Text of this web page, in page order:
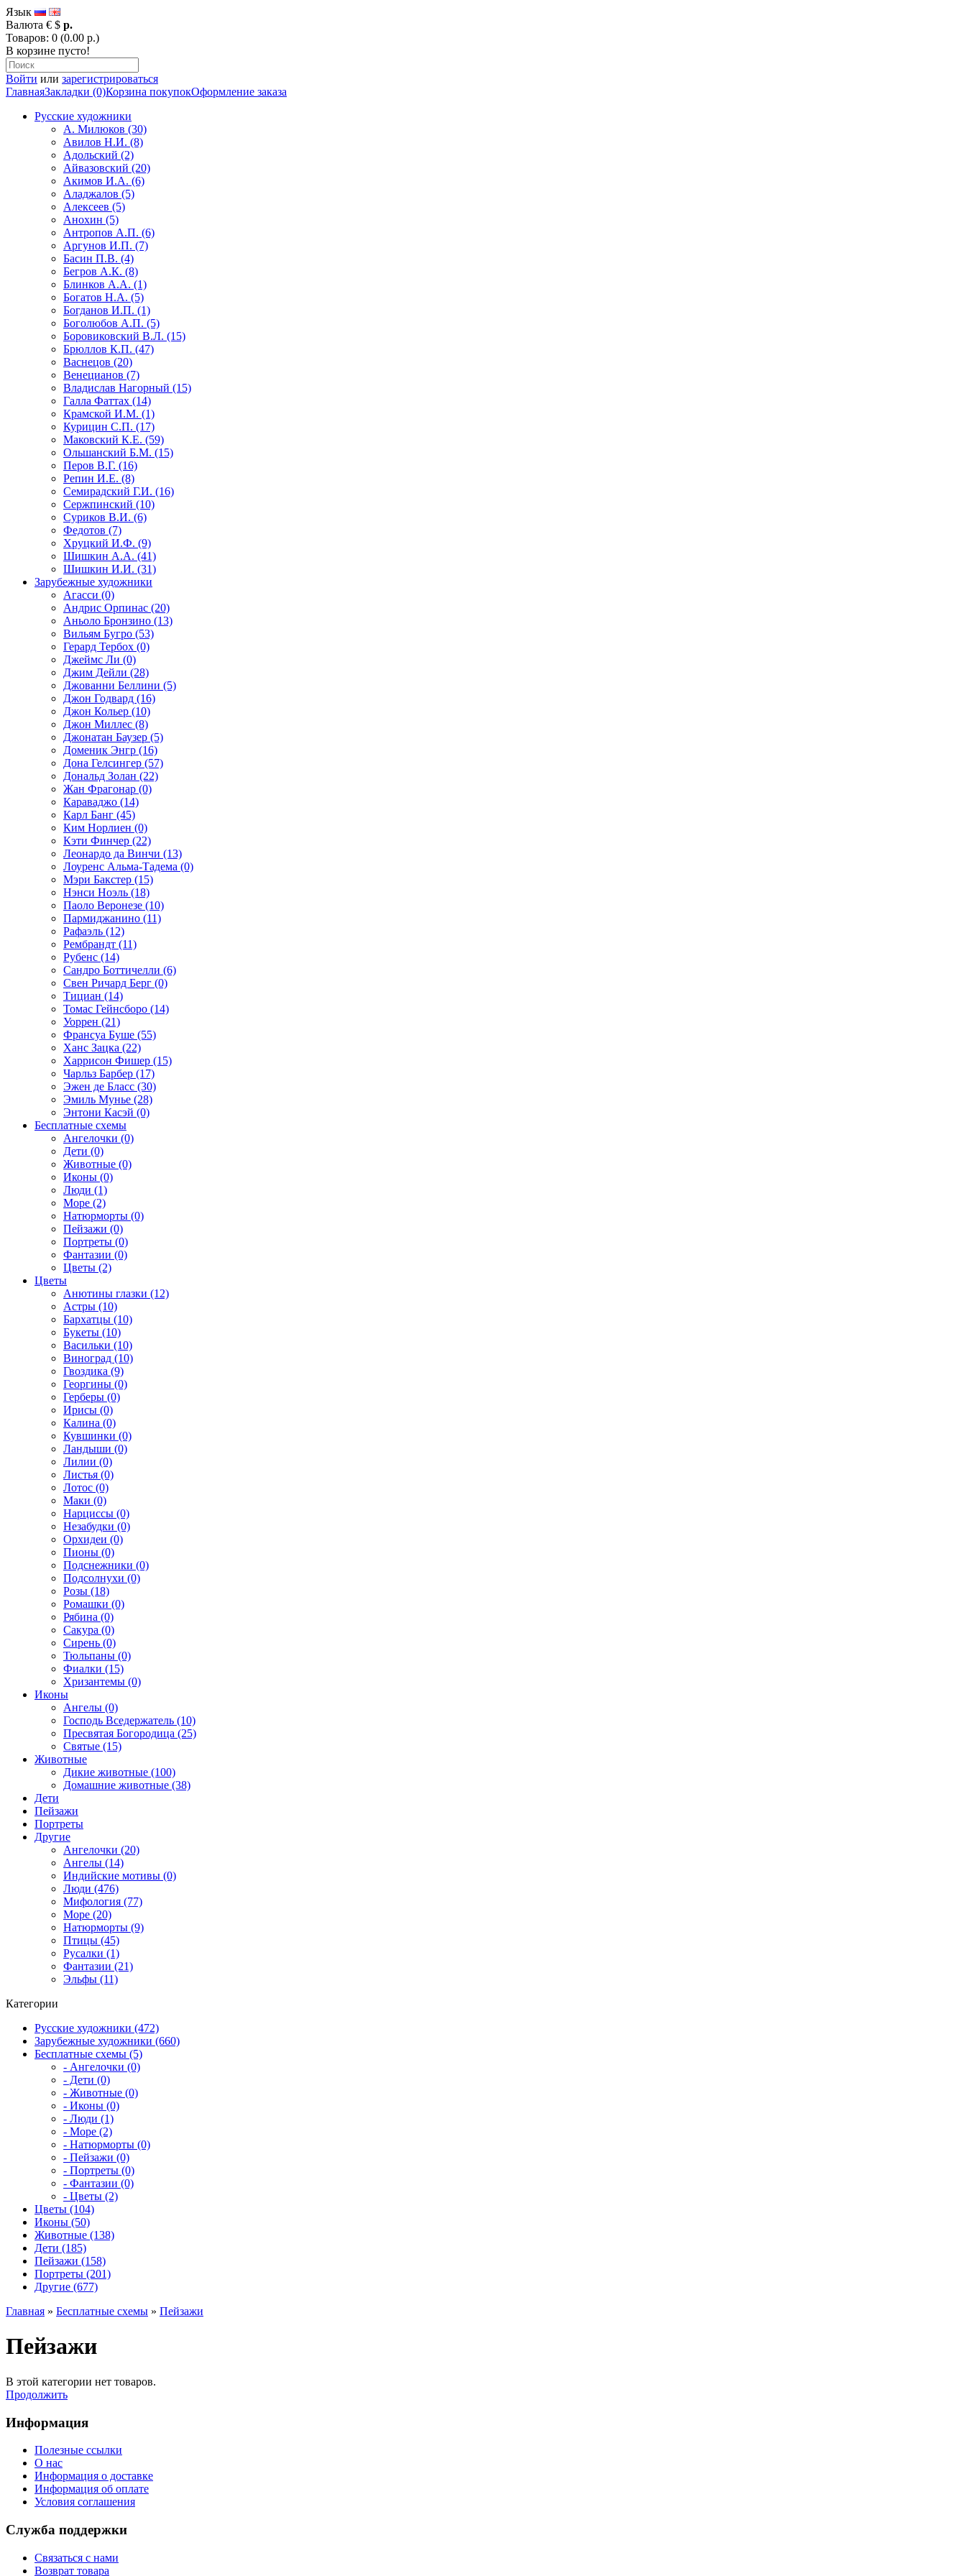
Язык
Валюта € $ р.
Товаров: 0 (0.00 р.)
В корзине пусто!
Войти или зарегистрироваться
ГлавнаяЗакладки (0)Корзина покупокОформление заказа
Русские художники
А. Милюков (30)
Авилов Н.И. (8)
Адольский (2)
Айвазовский (20)
Акимов И.А. (6)
Аладжалов (5)
Алексеев (5)
Анохин (5)
Антропов А.П. (6)
Аргунов И.П. (7)
Басин П.В. (4)
Бегров А.К. (8)
Блинков А.А. (1)
Богатов Н.А. (5)
Богданов И.П. (1)
Боголюбов А.П. (5)
Боровиковский В.Л. (15)
Брюллов К.П. (47)
Васнецов (20)
Венецианов (7)
Владислав Нагорный (15)
Галла Фаттах (14)
Крамской И.М. (1)
Курицин С.П. (17)
Маковский К.Е. (59)
Ольшанский Б.М. (15)
Перов В.Г. (16)
Репин И.Е. (8)
Семирадский Г.И. (16)
Сержпинский (10)
Суриков В.И. (6)
Федотов (7)
Хруцкий И.Ф. (9)
Шишкин А.А. (41)
Шишкин И.И. (31)
Зарубежные художники
Агасси (0)
Андрис Орпинас (20)
Аньоло Бронзино (13)
Вильям Бугро (53)
Герард Тербох (0)
Джеймс Ли (0)
Джим Дейли (28)
Джованни Беллини (5)
Джон Годвард (16)
Джон Кольер (10)
Джон Миллес (8)
Джонатан Баузер (5)
Доменик Энгр (16)
Дона Гелсингер (57)
Дональд Золан (22)
Жан Фрагонар (0)
Караваджо (14)
Карл Банг (45)
Ким Норлиен (0)
Кэти Финчер (22)
Леонардо да Винчи (13)
Лоуренс Альма-Тадема (0)
Мэри Бакстер (15)
Нэнси Ноэль (18)
Паоло Веронезе (10)
Пармиджанино (11)
Рафаэль (12)
Рембрандт (11)
Рубенс (14)
Сандро Боттичелли (6)
Свен Ричард Берг (0)
Тициан (14)
Томас Гейнсборо (14)
Уоррен (21)
Франсуа Буше (55)
Ханс Зацка (22)
Харрисон Фишер (15)
Чарльз Барбер (17)
Эжен де Бласс (30)
Эмиль Мунье (28)
Энтони Касэй (0)
Бесплатные схемы
Ангелочки (0)
Дети (0)
Животные (0)
Иконы (0)
Люди (1)
Море (2)
Натюрморты (0)
Пейзажи (0)
Портреты (0)
Фантазии (0)
Цветы (2)
Цветы
Анютины глазки (12)
Астры (10)
Бархатцы (10)
Букеты (10)
Васильки (10)
Виноград (10)
Гвоздика (9)
Георгины (0)
Герберы (0)
Ирисы (0)
Калина (0)
Кувшинки (0)
Ландыши (0)
Лилии (0)
Листья (0)
Лотос (0)
Маки (0)
Нарциссы (0)
Незабудки (0)
Орхидеи (0)
Пионы (0)
Подснежники (0)
Подсолнухи (0)
Розы (18)
Ромашки (0)
Рябина (0)
Сакура (0)
Сирень (0)
Тюльпаны (0)
Фиалки (15)
Хризантемы (0)
Иконы
Ангелы (0)
Господь Вседержатель (10)
Пресвятая Богородица (25)
Святые (15)
Животные
Дикие животные (100)
Домашние животные (38)
Дети
Пейзажи
Портреты
Другие
Ангелочки (20)
Ангелы (14)
Индийские мотивы (0)
Люди (476)
Мифология (77)
Море (20)
Натюрморты (9)
Птицы (45)
Русалки (1)
Фантазии (21)
Эльфы (11)
Категории
Русские художники (472)
Зарубежные художники (660)
Бесплатные схемы (5)
- Ангелочки (0)
- Дети (0)
- Животные (0)
- Иконы (0)
- Люди (1)
- Море (2)
- Натюрморты (0)
- Пейзажи (0)
- Портреты (0)
- Фантазии (0)
- Цветы (2)
Цветы (104)
Иконы (50)
Животные (138)
Дети (185)
Пейзажи (158)
Портреты (201)
Другие (677)
Главная » Бесплатные схемы » Пейзажи
Пейзажи
В этой категории нет товаров.
Продолжить
Информация
Полезные ссылки
О нас
Информация о доставке
Информация об оплате
Условия соглашения
Служба поддержки
Связаться с нами
Возврат товара